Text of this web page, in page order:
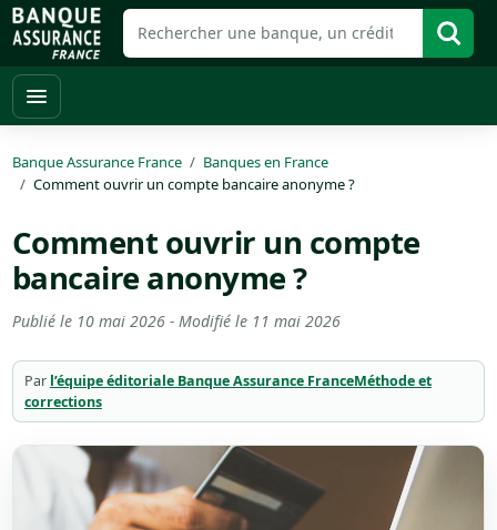
Banque Assurance France
Banques en France
Comment ouvrir un compte bancaire anonyme ?
Comment ouvrir un compte
bancaire anonyme ?
Publié le 10 mai 2026- Modifié le 11 mai 2026
Par l’équipe éditoriale Banque Assurance FranceMéthode et
corrections